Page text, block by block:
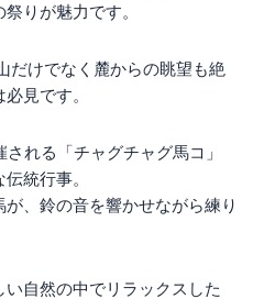
りが魅力です。
だけでなく麓からの眺望も絶
見です。
れる「チャグチャグ馬コ」
統行事。
、鈴の音を響かせながら練り
自然の中でリラックスした